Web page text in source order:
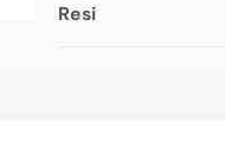
Resi